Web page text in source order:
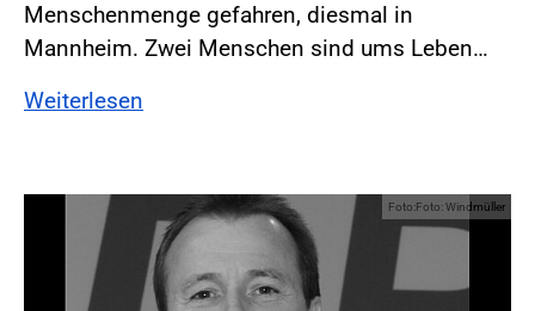
Menschenmenge gefahren, diesmal in
Mannheim. Zwei Menschen sind ums Leben…
Weiterlesen
Foto:Foto: Windmüller